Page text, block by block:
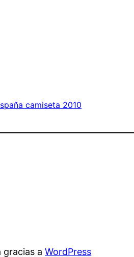
camiseta 2010
gracias aWordPress